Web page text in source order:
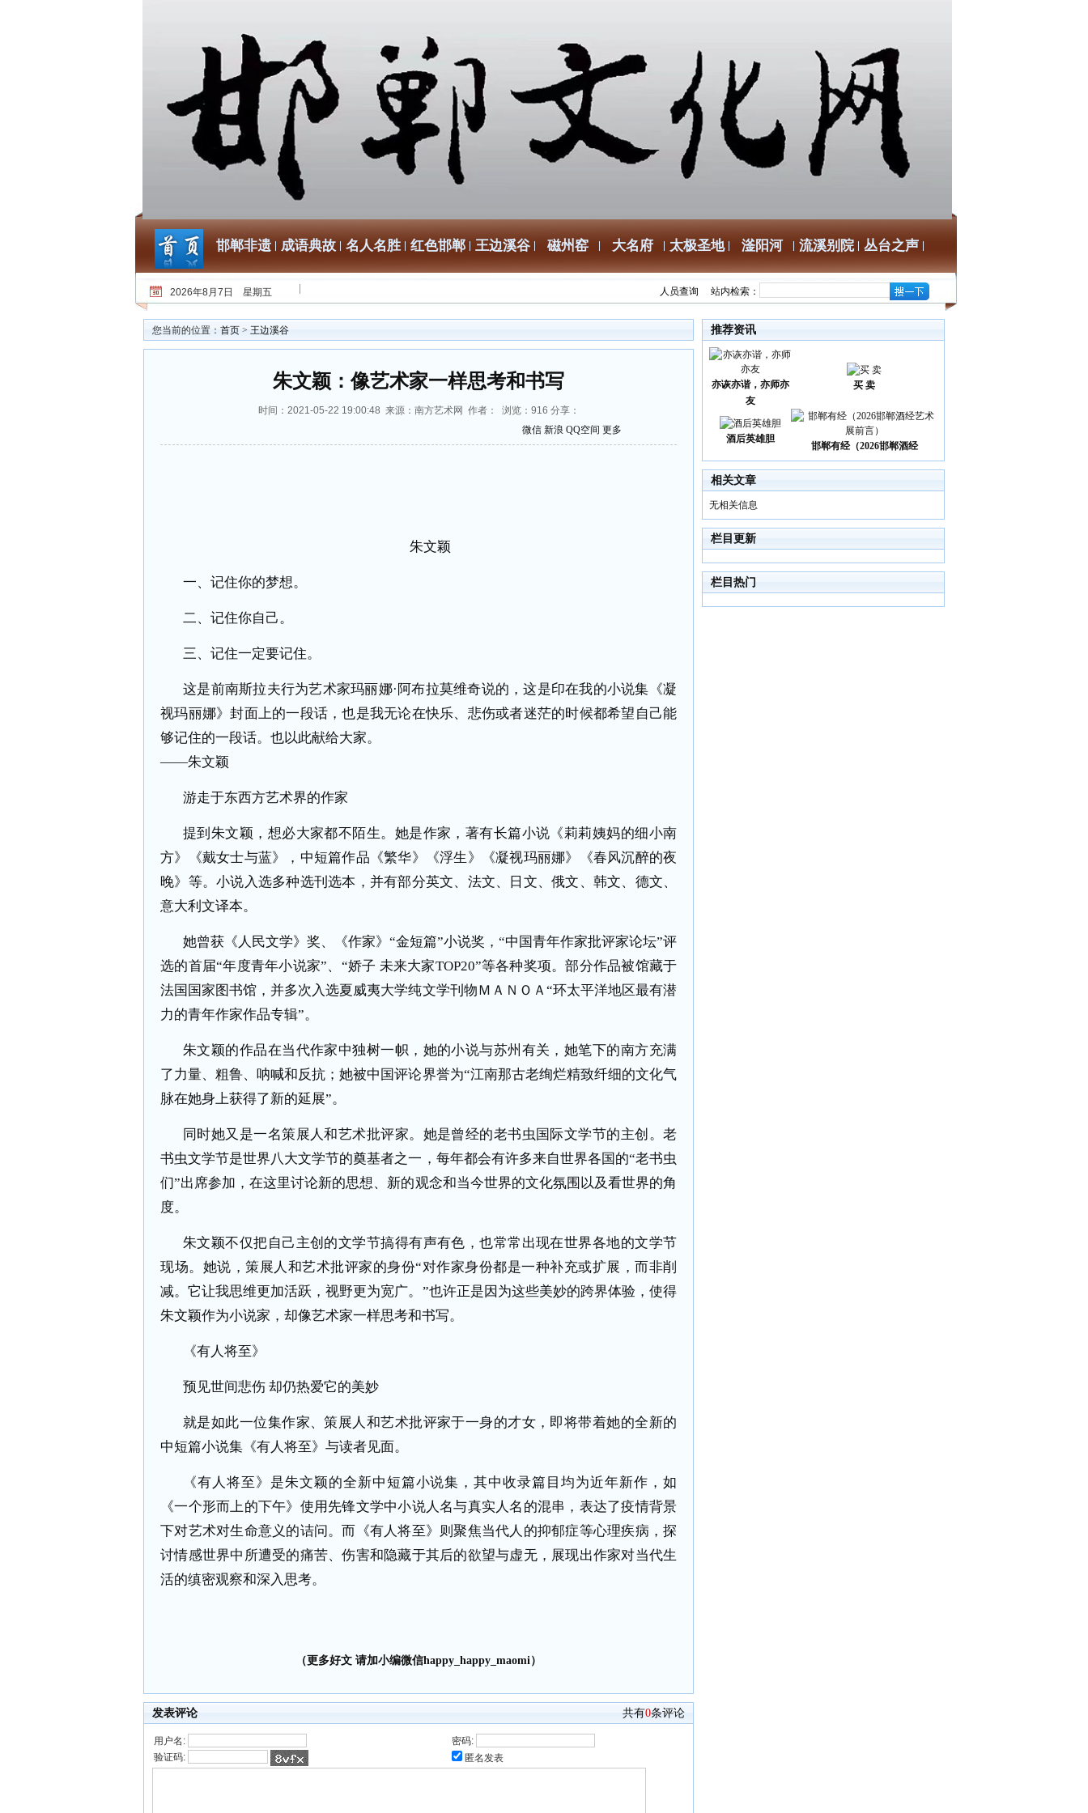
邯郸非遗 成语典故 名人名胜 红色邯郸 王边溪谷 磁州窑 大名府 太极圣地 滏阳河 流溪别院 丛台之声
2026年8月7日 星期五 人员查询 站内检索：
您当前的位置： 首页 > 王边溪谷
朱文颖：像艺术家一样思考和书写
时间：2021-05-22 19:00:48 来源：南方艺术网 作者： 浏览： 916 分享：
微信 新浪 QQ空间 更多
朱文颖
一、记住你的梦想。
二、记住你自己。
三、记住一定要记住。
这是前南斯拉夫行为艺术家玛丽娜· 阿布拉莫维奇说的，这是印在我的小说集《凝
视玛丽娜》封面上的一段话，也是我无论在快乐、悲伤或者迷茫的时候都希望自己能
够记住的一段话。也以此献给大家。
——朱文颖
游走于东西方艺术界的作家
提到朱文颖，想必大家都不陌生。她是作家，著有长篇小说《莉莉姨妈的细小南
方》《戴女士与蓝》，中短篇作品《繁华》《浮生》《凝视玛丽娜》《春风沉醉的夜
晚》等。小说入选多种选刊选本，并有部分英文、法文、日文、俄文、韩文、德文、
意大利文译本。
她曾获《人民文学》奖、《作家》 “金短篇”小说奖， “中国青年作家批评家论坛”评
选的首届“年度青年小说家”、 “娇子 未来大家TOP20”等各种奖项。部分作品被馆藏于
法国国家图书馆，并多次入选夏威夷大学纯文学刊物ＭＡＮＯＡ “环太平洋地区最有潜
力的青年作家作品专辑”。
朱文颖的作品在当代作家中独树一帜，她的小说与苏州有关，她笔下的南方充满
了力量、粗鲁、呐喊和反抗；她被中国评论界誉为“江南那古老绚烂精致纤细的文化气
脉在她身上获得了新的延展”。
同时她又是一名策展人和艺术批评家。她是曾经的老书虫国际文学节的主创。老
书虫文学节是世界八大文学节的奠基者之一，每年都会有许多来自世界各国的“老书虫
们”出席参加，在这里讨论新的思想、新的观念和当今世界的文化氛围以及看世界的角
度。
朱文颖不仅把自己主创的文学节搞得有声有色，也常常出现在世界各地的文学节
现场。她说，策展人和艺术批评家的身份“对作家身份都是一种补充或扩展，而非削
减。它让我思维更加活跃，视野更为宽广。 ”也许正是因为这些美妙的跨界体验，使得
朱文颖作为小说家，却像艺术家一样思考和书写。
《有人将至》
预见世间悲伤 却仍热爱它的美妙
就是如此一位集作家、策展人和艺术批评家于一身的才女，即将带着她的全新的
中短篇小说集《有人将至》与读者见面。
《有人将至》是朱文颖的全新中短篇小说集，其中收录篇目均为近年新作，如
《一个形而上的下午》使用先锋文学中小说人名与真实人名的混串，表达了疫情背景
下对艺术对生命意义的诘问。而《有人将至》则聚焦当代人的抑郁症等心理疾病，探
讨情感世界中所遭受的痛苦、伤害和隐藏于其后的欲望与虚无，展现出作家对当代生
活的缜密观察和深入思考。
（更多好文 请加小编微信happy_happy_maomi）
发表评论 共有0条评论
用户名:
密码:
验证码:
匿名发表
推荐资讯
亦诙亦谐，亦师亦
友
买 卖
酒后英雄胆
邯郸有经（2026邯郸酒经
相关文章
无相关信息
栏目更新
栏目热门